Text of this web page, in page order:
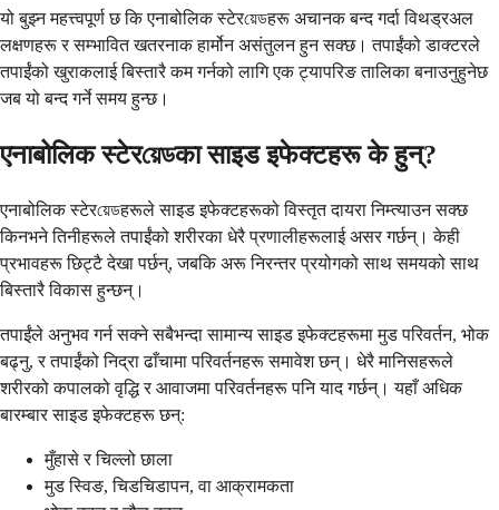
यो बुझ्न महत्त्वपूर्ण छ कि एनाबोलिक स्टेरয়েডहरू अचानक बन्द गर्दा विथड्रअल
लक्षणहरू र सम्भावित खतरनाक हार्मोन असंतुलन हुन सक्छ। तपाईंको डाक्टरले
तपाईंको खुराकलाई बिस्तारै कम गर्नको लागि एक ट्यापरिङ तालिका बनाउनुहुनेछ
जब यो बन्द गर्ने समय हुन्छ।
एनाबोलिक स्टेरয়েডका साइड इफेक्टहरू के हुन्?
एनाबोलिक स्टेरয়েডहरूले साइड इफेक्टहरूको विस्तृत दायरा निम्त्याउन सक्छ
किनभने तिनीहरूले तपाईंको शरीरका धेरै प्रणालीहरूलाई असर गर्छन्। केही
प्रभावहरू छिट्टै देखा पर्छन्, जबकि अरू निरन्तर प्रयोगको साथ समयको साथ
बिस्तारै विकास हुन्छन्।
तपाईंले अनुभव गर्न सक्ने सबैभन्दा सामान्य साइड इफेक्टहरूमा मुड परिवर्तन, भोक
बढ्नु, र तपाईंको निद्रा ढाँचामा परिवर्तनहरू समावेश छन्। धेरै मानिसहरूले
शरीरको कपालको वृद्धि र आवाजमा परिवर्तनहरू पनि याद गर्छन्। यहाँ अधिक
बारम्बार साइड इफेक्टहरू छन्:
मुँहासे र चिल्लो छाला
मुड स्विङ, चिडचिडापन, वा आक्रामकता